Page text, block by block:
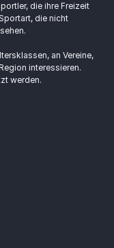
die ihre Freizeit
die nicht
an Vereine,
interessieren.
werden.